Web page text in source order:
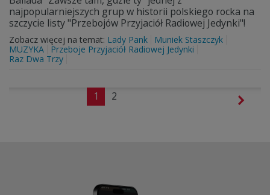
najpopularniejszych grup w historii polskiego rocka na
szczycie listy "Przebojów Przyjaciół Radiowej Jedynki"!
Zobacz więcej na temat: Lady Pank
Muniek Staszczyk
MUZYKA
Przeboje Przyjaciół Radiowej Jedynki
Raz Dwa Trzy
1 2